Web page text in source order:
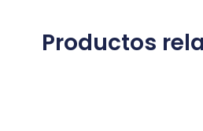
Productos